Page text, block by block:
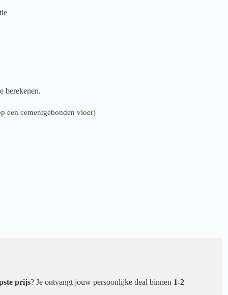
berekenen.
een cementgebonden vloer)
prijs? Je ontvangt jouw persoonlijke deal binnen 1-2